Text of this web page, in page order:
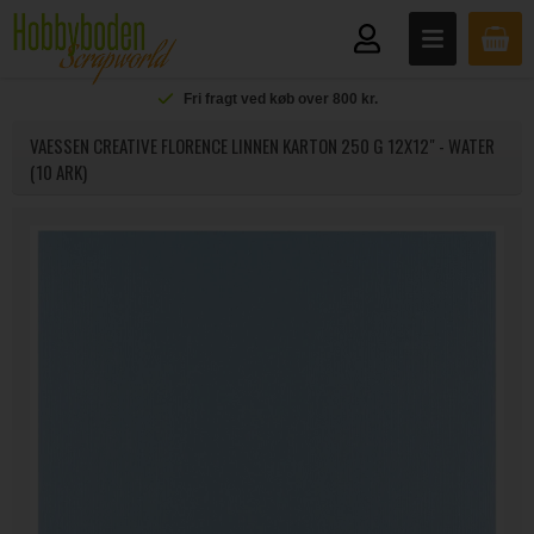
Fri fragt ved køb over 800 kr.
VAESSEN CREATIVE FLORENCE LINNEN KARTON 250 G 12X12" - WATER
(10 ARK)